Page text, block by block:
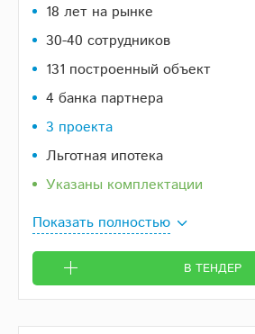
18 лет на рынке
30-40 сотрудников
131 построенный объект
4 банка партнера
3 проекта
Льготная ипотека
Указаны комплектации
Показать полностью
В ТЕНДЕР